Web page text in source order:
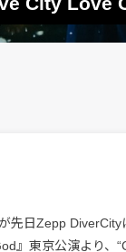
先日Zepp
』東京公演より、